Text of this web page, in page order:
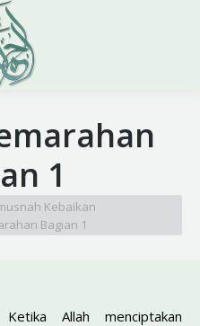
1
Kebaikan
Bagian 1
Ketika Allah menciptakan